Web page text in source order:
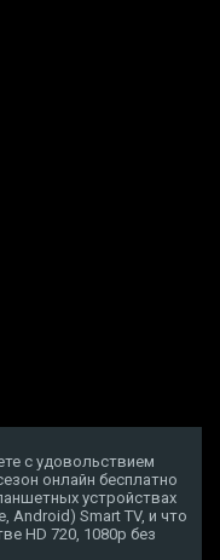
с удовольствием
онлайн бесплатно
устройствах
Android) Smart TV, и что
HD 720, 1080p без